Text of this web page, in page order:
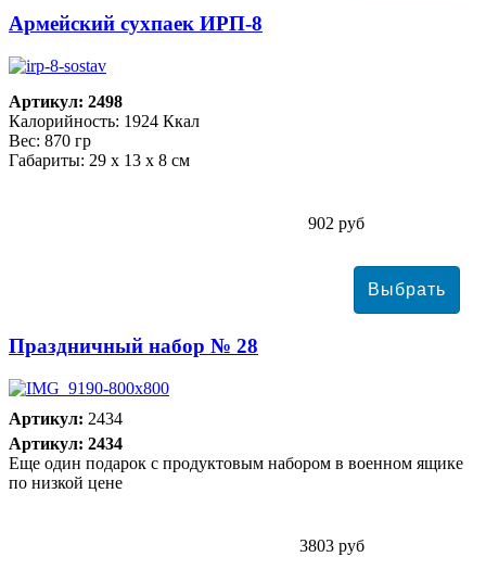
Армейский сухпаек ИРП-8
Артикул: 2498
Калорийность: 1924 Ккал
Вес: 870 гр
Габариты: 29 х 13 х 8 см
902 руб
Праздничный набор № 28
Артикул: 2434
Артикул: 2434
Еще один подарок с продуктовым набором в военном ящике
по низкой цене
3803 руб